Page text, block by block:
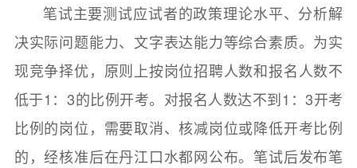
笔试主要测试应试者的政策理论水平、分析解
决实际问题能力、文字表达能力等综合素质。为实
现竞争择优，原则上按岗位招聘人数和报名人数不
低于1：3的比例开考。对报名人数达不到1：3开考
比例的岗位，需要取消、核减岗位或降低开考比例
的，经核准后在丹江口水都网公布。笔试后发布笔